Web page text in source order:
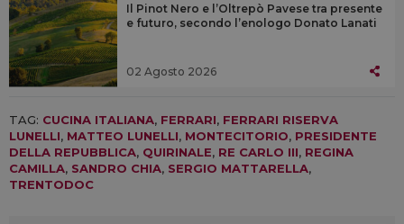
Il Pinot Nero e l’Oltrepò Pavese tra presente
e futuro, secondo l’enologo Donato Lanati
02 Agosto 2026
TAG: CUCINA ITALIANA, FERRARI, FERRARI RISERVA
LUNELLI, MATTEO LUNELLI, MONTECITORIO, PRESIDENTE
DELLA REPUBBLICA, QUIRINALE, RE CARLO III, REGINA
CAMILLA, SANDRO CHIA, SERGIO MATTARELLA,
TRENTODOC